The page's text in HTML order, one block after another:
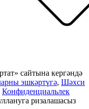
сайтына кергәндә
эшкәртүгә, Шәхси
Конфиденциальлек
ризалашасыз